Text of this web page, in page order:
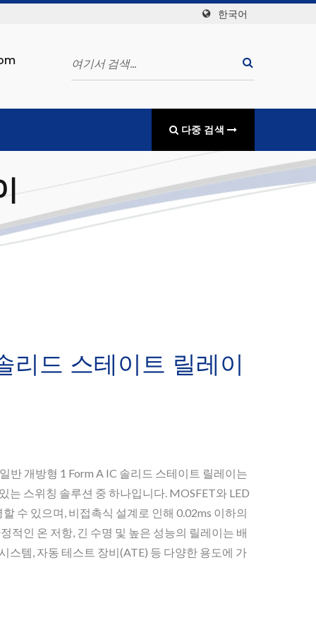
한국어
다중 검색
드 스테이트 릴레이
반 개방형 1 Form A IC 솔리드 스테이트 릴레이는
는 스위칭 솔루션 중 하나입니다. MOSFET와 LED
수 있으며, 비접촉식 설계로 인해 0.02ms 이하의
적인 온 저항, 긴 수명 및 높은 성능의 릴레이는 배
스템, 자동 테스트 장비(ATE) 등 다양한 용도에 가